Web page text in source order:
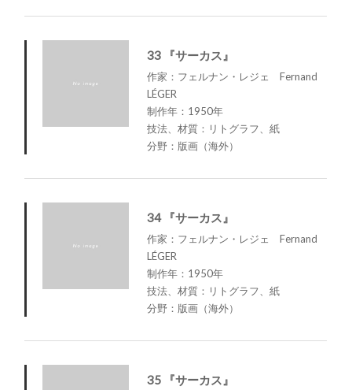
33 『サーカス』
作家：フェルナン・レジェ Fernand
LÉGER
制作年：1950年
技法、材質：リトグラフ、紙
分野：版画（海外）
34 『サーカス』
作家：フェルナン・レジェ Fernand
LÉGER
制作年：1950年
技法、材質：リトグラフ、紙
分野：版画（海外）
35 『サーカス』